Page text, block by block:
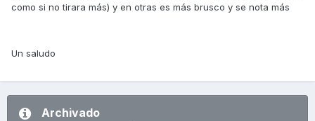
como si no tirara más) y en otras es más brusco y se nota más
Un saludo
Archivado